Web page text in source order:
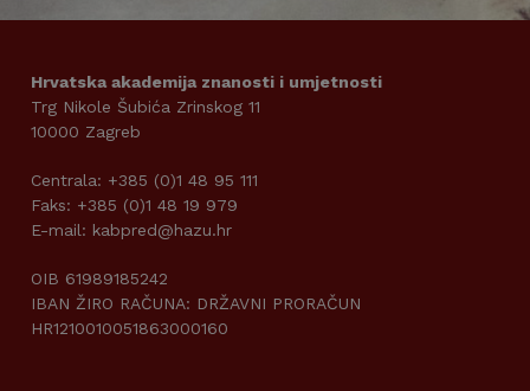
Hrvatska akademija znanosti i umjetnosti
Trg Nikole Šubića Zrinskog 11
10000 Zagreb
Centrala: +385 (0)1 48 95 111
Faks: +385 (0)1 48 19 979
E-mail: kabpred@hazu.hr
OIB 61989185242
IBAN ŽIRO RAČUNA: DRŽAVNI PRORAČUN
HR1210010051863000160